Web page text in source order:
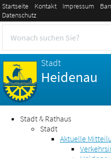
Startseite Kontakt Impressum
Datenschutz
Stadt
Heidenau
Stadt & Rathaus
Stadt
Aktuelle